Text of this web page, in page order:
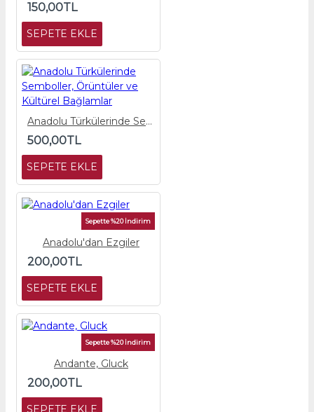
150,00TL
SEPETE EKLE
Anadolu Türkülerinde Semboller, Örüntüler ve Kültürel Bağlamlar
500,00TL
SEPETE EKLE
Sepette %20 İndirim
Anadolu'dan Ezgiler
200,00TL
SEPETE EKLE
Sepette %20 İndirim
Andante, Gluck
200,00TL
SEPETE EKLE